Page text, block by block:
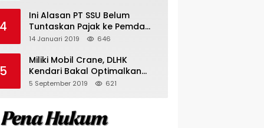
4
Ini Alasan PT SSU Belum
Tuntaskan Pajak ke Pemda
Bombana Sebesar Rp8 Miliar
14 Januari 2019 646
5
Miliki Mobil Crane, DLHK
Kendari Bakal Optimalkan
Pangkas Pohon Peneduh
5 September 2019 621